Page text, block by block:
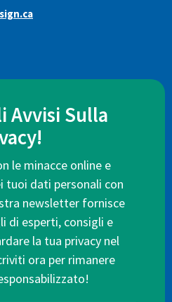
Avvisi Sulla
le minacce online e
tuoi dati personali con
newsletter fornisce
di esperti, consigli e
la tua privacy nel
ora per rimanere